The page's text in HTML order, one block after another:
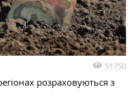
51750
розраховуються з